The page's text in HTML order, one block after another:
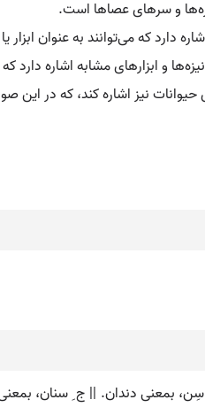
و سرهای عصاها است.
دارد که می‌توانند به عنوان
و ابزارهای مشابه اشاره دارد
حیوانات نیز اشاره کند، که در
دندان. || ج ِ سنان، بمعنی